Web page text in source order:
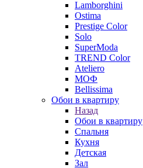
Lamborghini
Ostima
Prestige Color
Solo
SuperModa
TREND Color
Ateliero
МОФ
Bellissima
Обои в квартиру
Назад
Обои в квартиру
Спальня
Кухня
Детская
Зал